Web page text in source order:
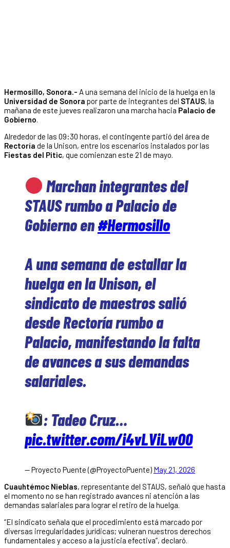
Hermosillo, Sonora.- A una semana del inicio de la huelga en la
Universidad de Sonora por parte de integrantes del STAUS, la
mañana de este jueves realizaron una marcha hacia Palacio de
Gobierno.
Alrededor de las 09:30 horas, el contingente partió del área de
Rectoría de la Unison, entre los escenarios instalados por las
Fiestas del Pitic, que comienzan este 21 de mayo.
Marchan integrantes del
STAUS rumbo a Palacio de
Gobierno en#Hermosillo
A una semana de estallar la
huelga en la Unison, el
sindicato de maestros salió
desde Rectoría rumbo a
Palacio, manifestando la falta
de avances a sus demandas
salariales.
: Tadeo Cruz…
pic.twitter.com/i4vLViLwO0
— Proyecto Puente (@ProyectoPuente) May 21, 2026
Cuauhtémoc Nieblas, representante del STAUS, señaló que hasta
el momento no se han registrado avances ni atención a las
demandas salariales para lograr el retiro de la huelga.
“El sindicato señala que el procedimiento está marcado por
diversas irregularidades jurídicas; vulneran nuestros derechos
fundamentales y acceso a la justicia efectiva”, declaró.